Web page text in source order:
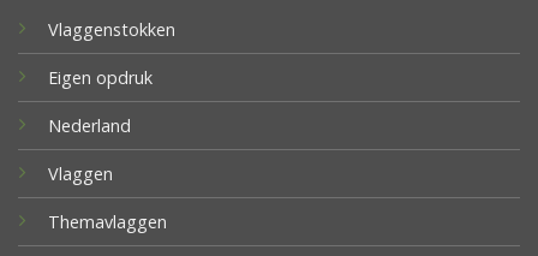
Vlaggenstokken
Eigen opdruk
Nederland
Vlaggen
Themavlaggen